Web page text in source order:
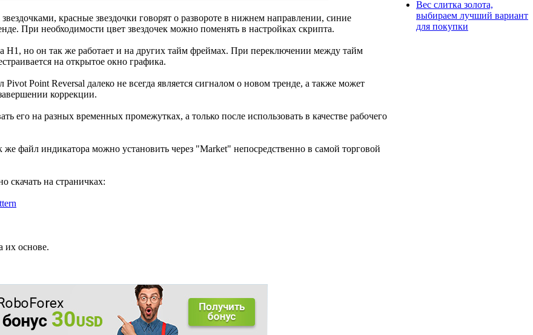
красные звездочки говорят о развороте в нижнем направлении, синие
При необходимости цвет звездочек можно поменять в настройках скрипта.
Н1, но он так же работает и на других тайм фреймах. При переключении между тайм
на открытое окно графика.
Point Reversal далеко не всегда является сигналом о новом тренде, а также может
коррекции.
его на разных временных промежутках, а только после использовать в качестве рабочего
же файл индикатора можно установить через "Market" непосредственно в самой торговой
скачать на страничках:
их основе.
Вес слитка золота,
выбираем лучший вариант
для покупки